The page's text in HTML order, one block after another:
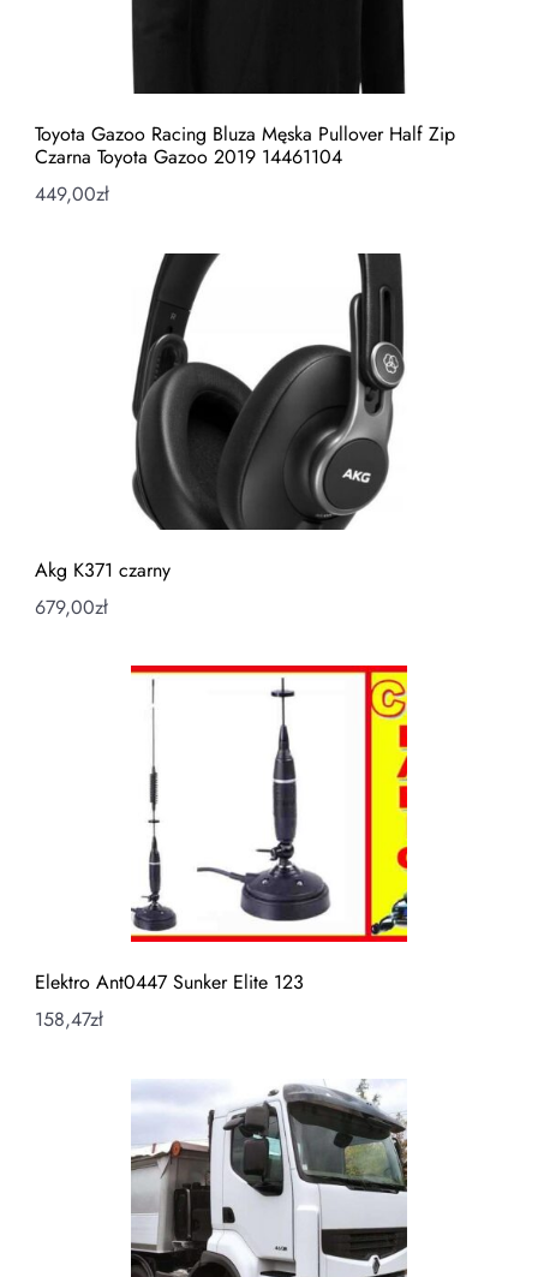
Toyota Gazoo Racing Bluza Męska Pullover Half Zip
Czarna Toyota Gazoo 2019 14461104
449,00zł
Akg K371 czarny
679,00zł
Elektro Ant0447 Sunker Elite 123
158,47zł